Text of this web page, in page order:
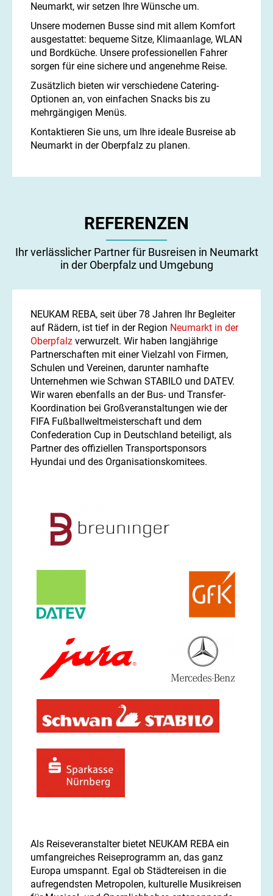
Neumarkt, wir setzen Ihre Wünsche um.
Unsere modernen Busse sind mit allem Komfort
ausgestattet: bequeme Sitze, Klimaanlage, WLAN
und Bordküche. Unsere professionellen Fahrer
sorgen für eine sichere und angenehme Reise.
Zusätzlich bieten wir verschiedene Catering-
Optionen an, von einfachen Snacks bis zu
mehrgängigen Menüs.
Kontaktieren Sie uns, um Ihre ideale Busreise ab
Neumarkt in der Oberpfalz zu planen.
REFERENZEN
Ihr verlässlicher Partner für Busreisen in Neumarkt
in der Oberpfalz und Umgebung
NEUKAM REBA, seit über 78 Jahren Ihr Begleiter
auf Rädern, ist tief in der Region Neumarkt in der
Oberpfalz verwurzelt. Wir haben langjährige
Partnerschaften mit einer Vielzahl von Firmen,
Schulen und Vereinen, darunter namhafte
Unternehmen wie Schwan STABILO und DATEV.
Wir waren ebenfalls an der Bus- und Transfer-
Koordination bei Großveranstaltungen wie der
FIFA Fußballweltmeisterschaft und dem
Confederation Cup in Deutschland beteiligt, als
Partner des offiziellen Transportsponsors
Hyundai und des Organisationskomitees.
Als Reiseveranstalter bietet NEUKAM REBA ein
umfangreiches Reiseprogramm an, das ganz
Europa umspannt. Egal ob Städtereisen in die
aufregendsten Metropolen, kulturelle Musikreisen